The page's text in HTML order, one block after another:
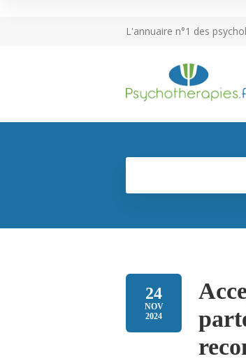
L'annuaire n°1 des
24
NOV
2024